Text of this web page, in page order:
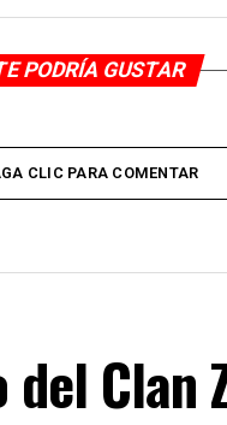
PODRÍA GUSTAR
CLIC PARA COMENTAR
Clan